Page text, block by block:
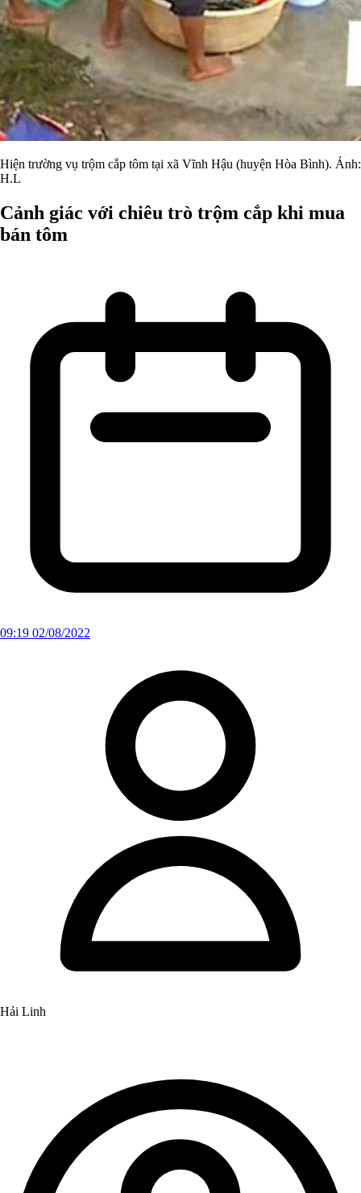
Hiện trường vụ trộm cắp tôm tại xã Vĩnh Hậu (huyện Hòa Bình). Ảnh:
H.L
Cảnh giác với chiêu trò trộm cắp khi mua
bán tôm
09:19 02/08/2022
Hải Linh